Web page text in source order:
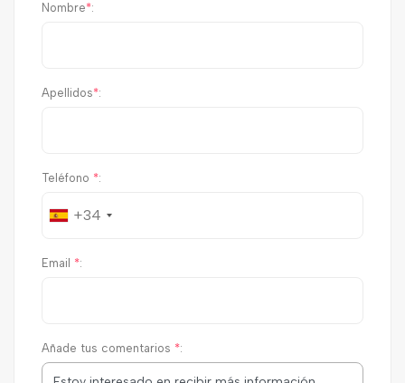
Nombre*:
Apellidos*:
Teléfono *:
+34
Email *:
Añade tus comentarios *: